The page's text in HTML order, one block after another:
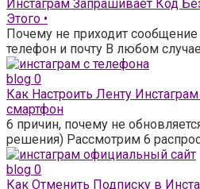
Инстаграм Запрашивает Код
Этого •
Почему не приходит
телефон и почту В любом
blog 0
Как Настроить Ленту
смартфон
6 причин, почему не
решения) Рассмотрим 6
blog 0
Как Отменить Подписку в